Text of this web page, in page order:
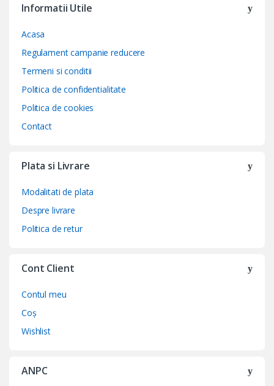
Informatii Utile
Acasa
Regulament campanie reducere
Termeni si conditii
Politica de confidentialitate
Politica de cookies
Contact
Plata si Livrare
Modalitati de plata
Despre livrare
Politica de retur
Cont Client
Contul meu
Coș
Wishlist
ANPC